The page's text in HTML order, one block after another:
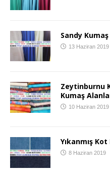
Sandy Kumaş
13 Haziran 2019
Zeytinburnu
Kumaş
10 Haziran 2019
Yıkanmış
8 Haziran 2019